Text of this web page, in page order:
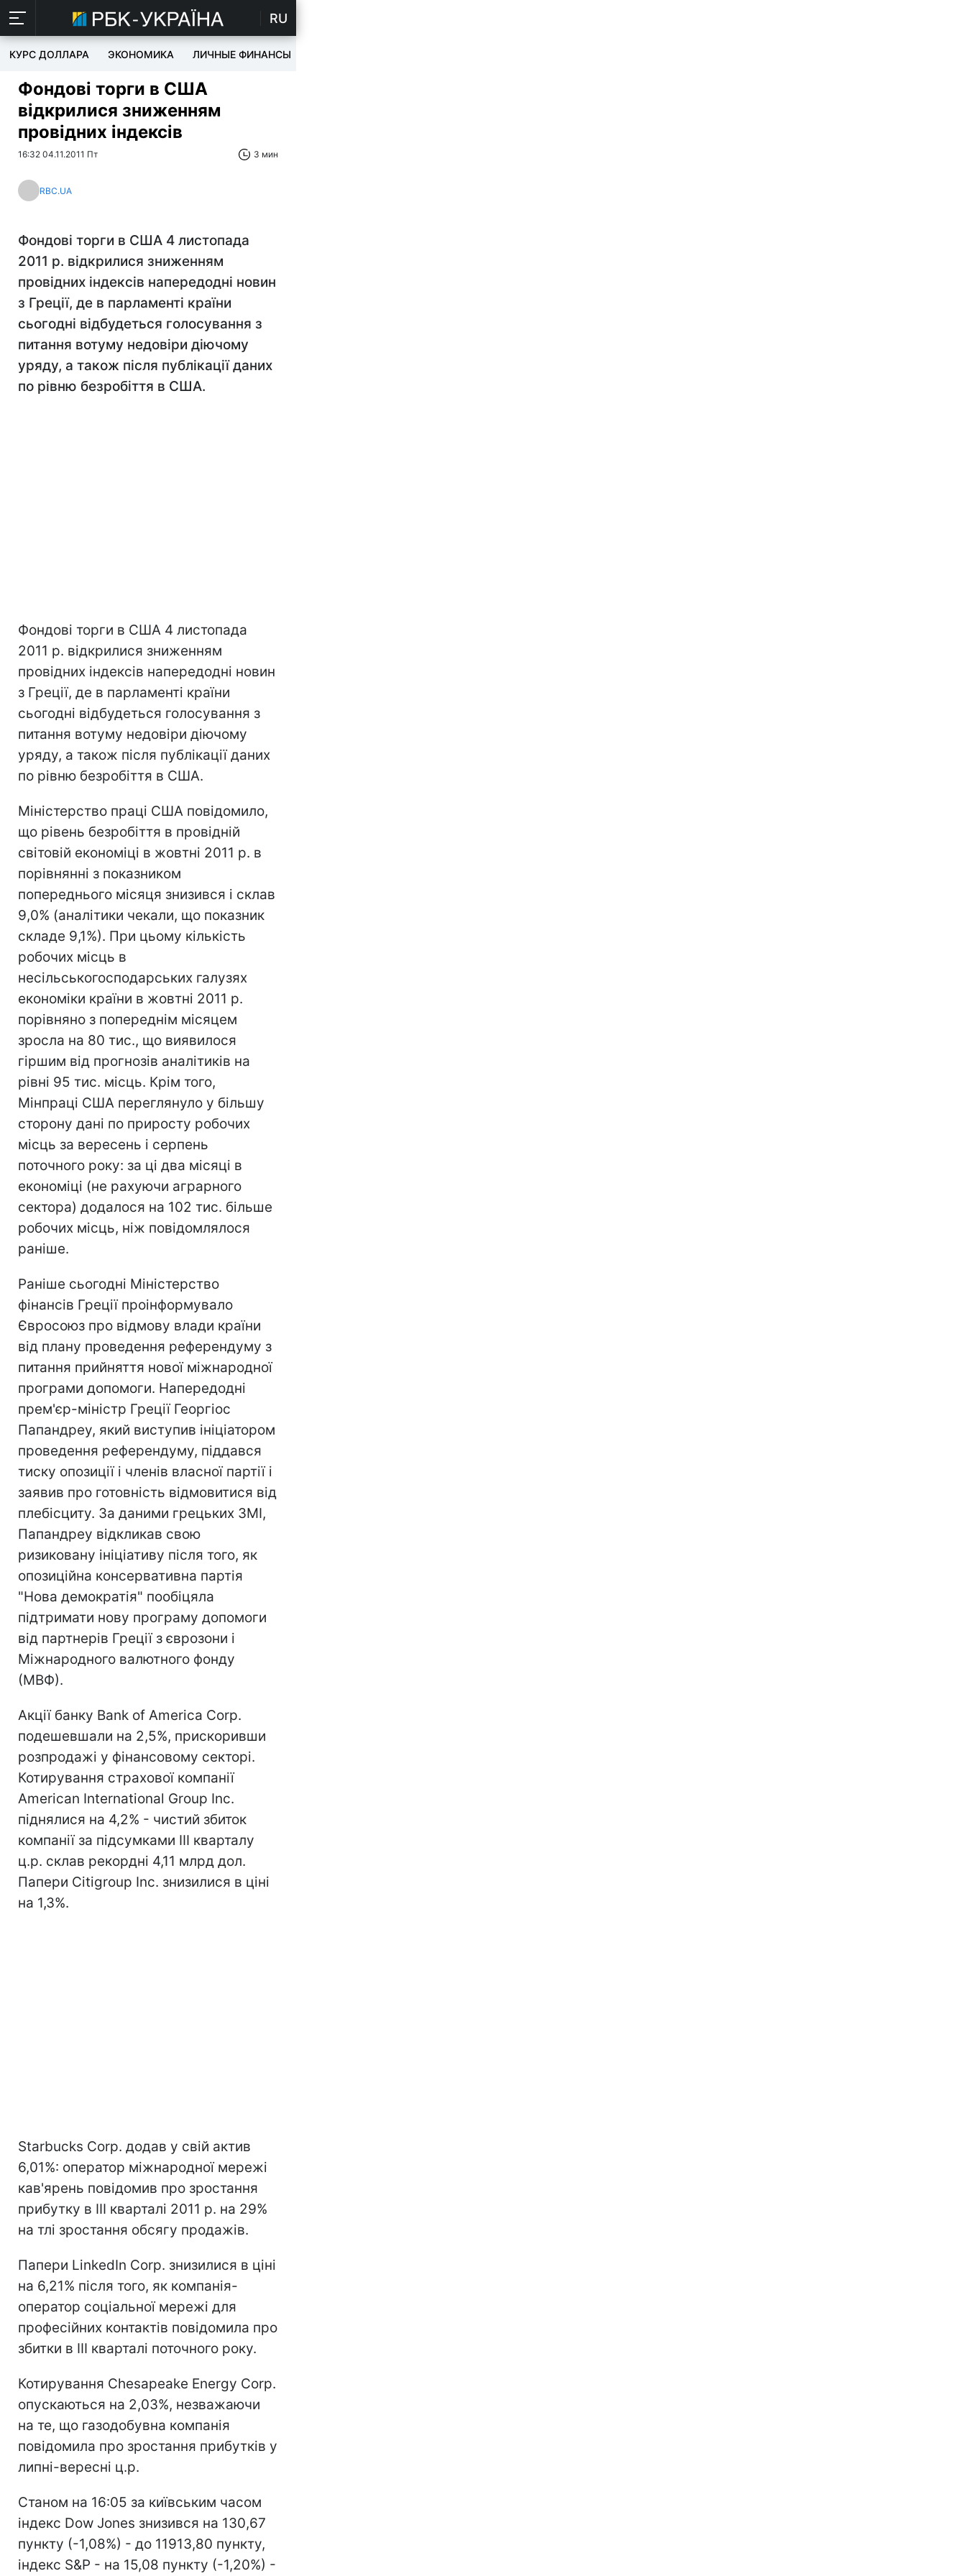
RU
КУРС ДОЛЛАРА ЭКОНОМИКА ЛИЧНЫЕ ФИНАНСЫ
Фондові торги в США
відкрилися зниженням
провідних індексів
16:32 04.11.2011 Пт 3 мин
RBC.UA
Фондові торги в США 4 листопада
2011 р. відкрилися зниженням
провідних індексів напередодні новин
з Греції, де в парламенті країни
сьогодні відбудеться голосування з
питання вотуму недовіри діючому
уряду, а також після публікації даних
по рівню безробіття в США.
Фондові торги в США 4 листопада
2011 р. відкрилися зниженням
провідних індексів напередодні новин
з Греції, де в парламенті країни
сьогодні відбудеться голосування з
питання вотуму недовіри діючому
уряду, а також після публікації даних
по рівню безробіття в США.
Міністерство праці США повідомило,
що рівень безробіття в провідній
світовій економіці в жовтні 2011 р. в
порівнянні з показником
попереднього місяця знизився і склав
9,0% (аналітики чекали, що показник
складе 9,1%). При цьому кількість
робочих місць в
несільськогосподарських галузях
економіки країни в жовтні 2011 р.
порівняно з попереднім місяцем
зросла на 80 тис., що виявилося
гіршим від прогнозів аналітиків на
рівні 95 тис. місць. Крім того,
Мінпраці США переглянуло у більшу
сторону дані по приросту робочих
місць за вересень і серпень
поточного року: за ці два місяці в
економіці (не рахуючи аграрного
сектора) додалося на 102 тис. більше
робочих місць, ніж повідомлялося
раніше.
Раніше сьогодні Міністерство
фінансів Греції проінформувало
Євросоюз про відмову влади країни
від плану проведення референдуму з
питання прийняття нової міжнародної
програми допомоги. Напередодні
прем'єр-міністр Греції Георгіос
Папандреу, який виступив ініціатором
проведення референдуму, піддався
тиску опозиції і членів власної партії і
заявив про готовність відмовитися від
плебісциту. За даними грецьких ЗМІ,
Папандреу відкликав свою
ризиковану ініціативу після того, як
опозиційна консервативна партія
"Нова демократія" пообіцяла
підтримати нову програму допомоги
від партнерів Греції з єврозони і
Міжнародного валютного фонду
(МВФ).
Акції банку Bank of America Corp.
подешевшали на 2,5%, прискоривши
розпродажі у фінансовому секторі.
Котирування страхової компанії
American International Group Inc.
піднялися на 4,2% - чистий збиток
компанії за підсумками III кварталу
ц.р. склав рекордні 4,11 млрд дол.
Папери Citigroup Inc. знизилися в ціні
на 1,3%.
Starbucks Corp. додав у свій актив
6,01%: оператор міжнародної мережі
кав'ярень повідомив про зростання
прибутку в III кварталі 2011 р. на 29%
на тлі зростання обсягу продажів.
Папери LinkedIn Corp. знизилися в ціні
на 6,21% після того, як компанія-
оператор соціальної мережі для
професійних контактів повідомила про
збитки в III кварталі поточного року.
Котирування Chesapeake Energy Corp.
опускаються на 2,03%, незважаючи
на те, що газодобувна компанія
повідомила про зростання прибутків у
липні-вересні ц.р.
Станом на 16:05 за київським часом
індекс Dow Jones знизився на 130,67
пункту (-1,08%) - до 11913,80 пункту,
індекс S&P - на 15,08 пункту (-1,20%) -